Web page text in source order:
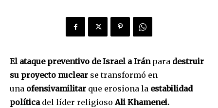
El ataque preventivo de Israel a Iránpara destruir
su proyecto nuclear se transformó en
una ofensivamilitar que erosiona la estabilidad
política del líder religiosoAli Khamenei.